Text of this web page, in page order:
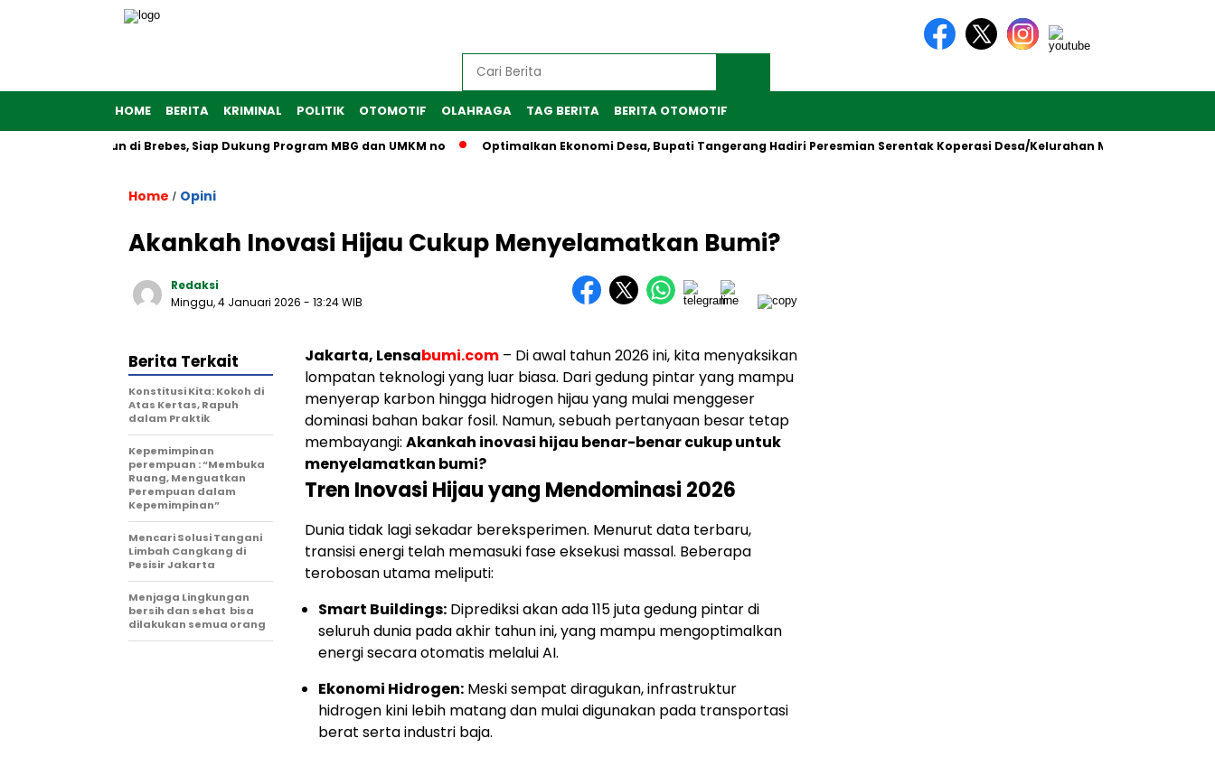
HOME BERITA KRIMINAL POLITIK OTOMOTIF OLAHRAGA TAG BERITA BERITA OTOMOTIF
Dibangun di Brebes, Siap Dukung Program MBG dan UMKM no Optimalkan Ekonomi Desa, Bupati Tangerang Hadiri Peresmian Serentak Koperasi Desa/Kelurahan Merah Putih oleh
Home / Opini
Akankah Inovasi Hijau Cukup Menyelamatkan Bumi?
Redaksi
Minggu, 4 Januari 2026 - 13:24 WIB
Jakarta, Lensabumi.com – Di awal tahun 2026 ini, kita menyaksikan
lompatan teknologi yang luar biasa. Dari gedung pintar yang mampu
menyerap karbon hingga hidrogen hijau yang mulai menggeser
dominasi bahan bakar fosil. Namun, sebuah pertanyaan besar tetap
membayangi: Akankah inovasi hijau benar-benar cukup untuk
menyelamatkan bumi?
Tren Inovasi Hijau yang Mendominasi 2026
Dunia tidak lagi sekadar bereksperimen. Menurut data terbaru,
transisi energi telah memasuki fase eksekusi massal. Beberapa
terobosan utama meliputi:
Smart Buildings: Diprediksi akan ada 115 juta gedung pintar di
seluruh dunia pada akhir tahun ini, yang mampu mengoptimalkan
energi secara otomatis melalui AI.
Ekonomi Hidrogen: Meski sempat diragukan, infrastruktur
hidrogen kini lebih matang dan mulai digunakan pada transportasi
berat serta industri baja.
Berita Terkait
Konstitusi Kita: Kokoh di
Atas Kertas, Rapuh
dalam Praktik
Kepemimpinan
perempuan : “Membuka
Ruang, Menguatkan
Perempuan dalam
Kepemimpinan”
Mencari Solusi Tangani
Limbah Cangkang di
Pesisir Jakarta
Menjaga Lingkungan
bersih dan sehat bisa
dilakukan semua orang